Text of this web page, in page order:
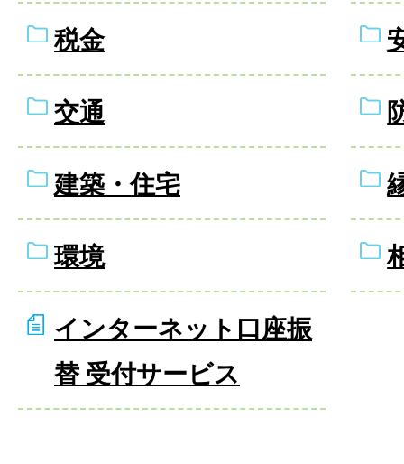
税金
交通
建築・住宅
環境
インターネット口座振
替 受付サービス